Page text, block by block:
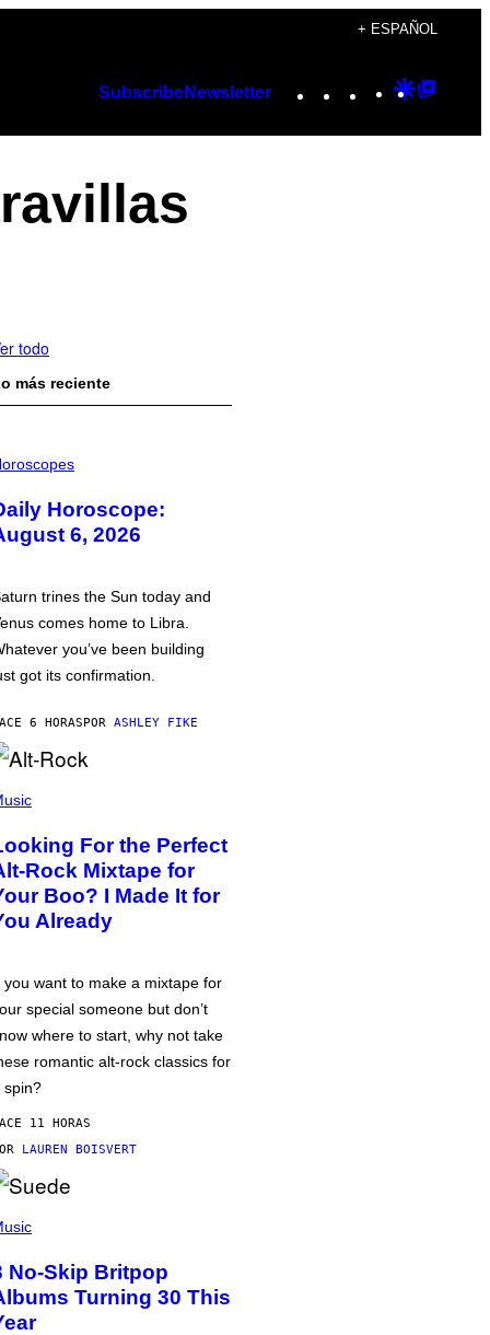
+ ESPAÑOL
SubscribeNewsletter Instagram
TikTok
YouTube
Google
todo
más reciente
Horoscope:
6, 2026
trines the Sun today and
comes home to Libra.
you’ve been building
got its confirmation.
6 HORASPOR ASHLEY FIKE
For the Perfect
Rock Mixtape for
Boo? I Made It for
Already
you want to make a mixtape for
special someone but don’t
where to start, why not take
romantic alt-rock classics for
spin?
11 HORAS
LAUREN BOISVERT
No-Skip Britpop
Turning 30 This